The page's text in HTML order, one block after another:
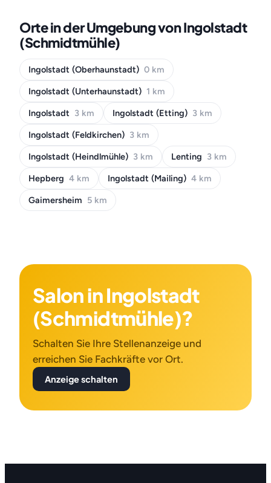
Orte in der Umgebung von Ingolstadt
(Schmidtmühle)
Ingolstadt (Oberhaunstadt) 0 km
Ingolstadt (Unterhaunstadt) 1 km
Ingolstadt 3 km Ingolstadt (Etting) 3 km
Ingolstadt (Feldkirchen) 3 km
Ingolstadt (Heindlmühle) 3 km Lenting 3 km
Hepberg 4 km Ingolstadt (Mailing) 4 km
Gaimersheim 5 km
Salon in Ingolstadt
(Schmidtmühle)?
Schalten Sie Ihre Stellenanzeige und
erreichen Sie Fachkräfte vor Ort.
Anzeige schalten